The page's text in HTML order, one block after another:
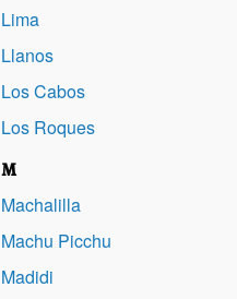
Lima
Llanos
Los Cabos
Los Roques
M
Machalilla
Machu Picchu
Madidi